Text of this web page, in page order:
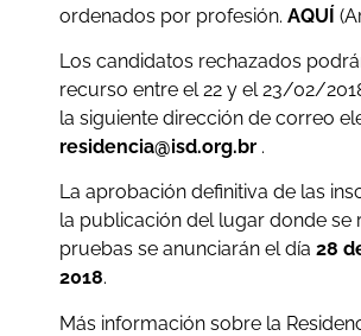
ordenados por profesión. AQUÍ
Los candidatos rechazados
recurso entre el 22 y el 23/02/
la siguiente dirección de correo
residencia@isd.org.br .
La aprobación definitiva de las
la publicación del lugar donde se
pruebas se anunciarán el día 28
2018.
Más información sobre la